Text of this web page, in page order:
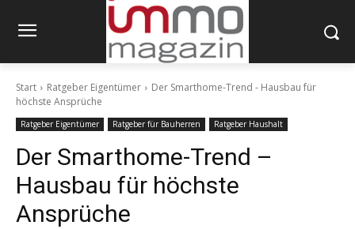
Start Ratgeber Eigentümer
Der Smarthome-Trend - Hausbau für
höchste Ansprüche
Ratgeber Eigentümer Ratgeber für Bauherren Ratgeber Haushalt
Der Smarthome-Trend –
Hausbau für höchste
Ansprüche